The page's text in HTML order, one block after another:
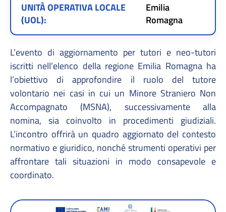
UNITÀ OPERATIVA LOCALE
(UOL):
Emilia
Romagna
L’evento di aggiornamento per tutori e neo-tutori
iscritti nell’elenco della regione Emilia Romagna ha
l’obiettivo di approfondire il ruolo del tutore
volontario nei casi in cui un Minore Straniero Non
Accompagnato (MSNA), successivamente alla
nomina, sia coinvolto in procedimenti giudiziali.
L’incontro offrirà un quadro aggiornato del contesto
normativo e giuridico, nonché strumenti operativi per
affrontare tali situazioni in modo consapevole e
coordinato.